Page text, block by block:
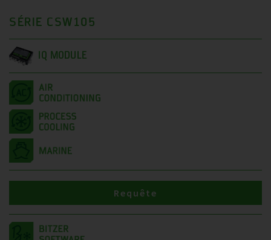
SÉRIE CSW105
IQ MODULE
Requête